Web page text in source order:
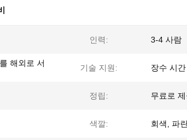
인력: 3-4 사람
해외로 서
기술 지원: 장수 시
정립: 무료로
색깔: 회색, 파